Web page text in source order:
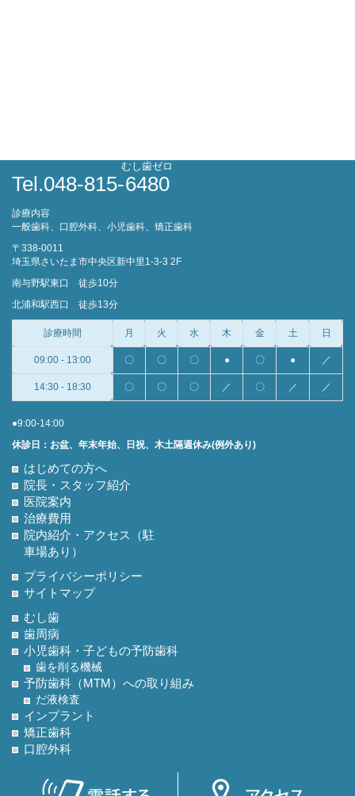
Tel.048-815-6480
むし歯ゼロ
診療内容
一般歯科、口腔外科、小児歯科、矯正歯科
〒338-0011
埼玉県さいたま市中央区新中里1-3-3 2F
南与野駅東口 徒歩10分
北浦和駅西口 徒歩13分
診療時間 月 火 水 木 金 土 日
09:00 - 13:00 〇 〇 〇 ● 〇 ● ／
14:30 - 18:30 〇 〇 〇 ／ 〇 ／ ／
●9:00-14:00
休診日：お盆、年末年始、日祝、木土隔週休み(例外あり)
はじめての方へ
院長・スタッフ紹介
医院案内
治療費用
院内紹介・アクセス（駐
車場あり）
プライバシーポリシー
サイトマップ
むし歯
歯周病
小児歯科・子どもの予防歯科
歯を削る機械
予防歯科（MTM）への取り組み
だ液検査
インプラント
矯正歯科
口腔外科